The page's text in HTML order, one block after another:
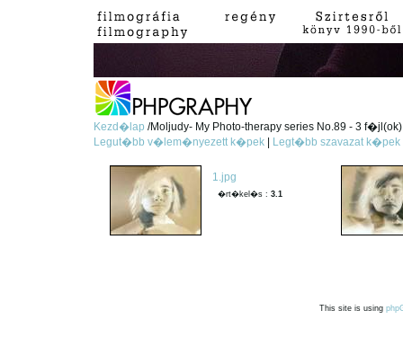
Kezd�lap/Moljudy- My Photo-therapy series No.89 - 3 f�jl(ok)
Legut�bb v�lem�nyezett k�pek
Legt�bb szavazat k�pek
1.jpg
�rt�kel�s :3.1
This site is using